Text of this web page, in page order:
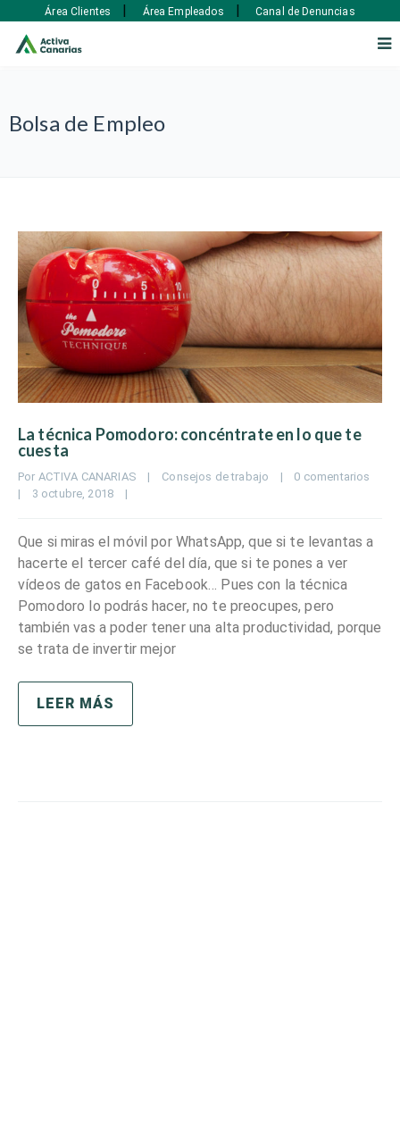
Bolsa de Empleo
La técnica Pomodoro: concéntrate en lo que te
cuesta
Por ACTIVA CANARIAS | Consejos de trabajo |
0 comentarios
|
3 octubre, 2018 |
Que si miras el móvil por WhatsApp, que si te levantas a
hacerte el tercer café del día, que si te pones a ver
vídeos de gatos en Facebook… Pues con la técnica
Pomodoro lo podrás hacer, no te preocupes, pero
también vas a poder tener una alta productividad, porque
se trata de invertir mejor
LEER MÁS
Área Clientes | Área Empleados | Canal de Denuncias